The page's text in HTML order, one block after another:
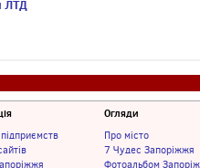
ЛТД
Огляди
Про місто
7 Чудес Запоріжжя
Фотоальбом